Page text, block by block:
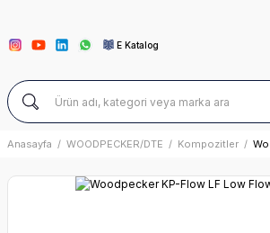
E Katalog
Anasayfa WOODPECKER/DTE Kompozitler